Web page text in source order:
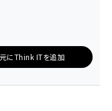
にThink ITを追加